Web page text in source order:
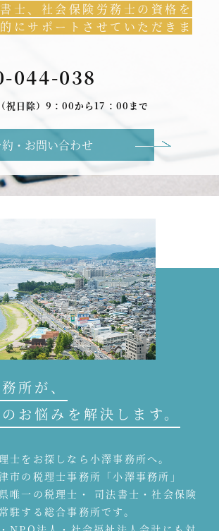
士、社会保険労務士の資格を
にサポートさせていただきま
044-038
祝日除）9：00から17：00まで
約・お問い合わせ
所が、
お悩みを解決します。
士をお探しなら小澤事務所へ。
市の税理士事務所「小澤事務所」
唯一の税理士・ 司法書士・社会保険
駐する総合事務所です。